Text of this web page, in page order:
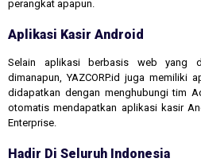
perangkat apapun.
Aplikasi Kasir Android
Selain aplikasi berbasis web yang
dimanapun, YAZCORP.id juga memiliki
didapatkan dengan menghubungi tim
otomatis mendapatkan aplikasi kasir
Enterprise.
Hadir Di Seluruh Indonesia